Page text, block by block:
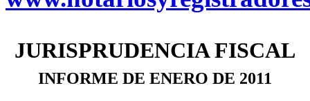
JURISPRUDENCIA FISCAL
INFORME DE ENERO DE 2011